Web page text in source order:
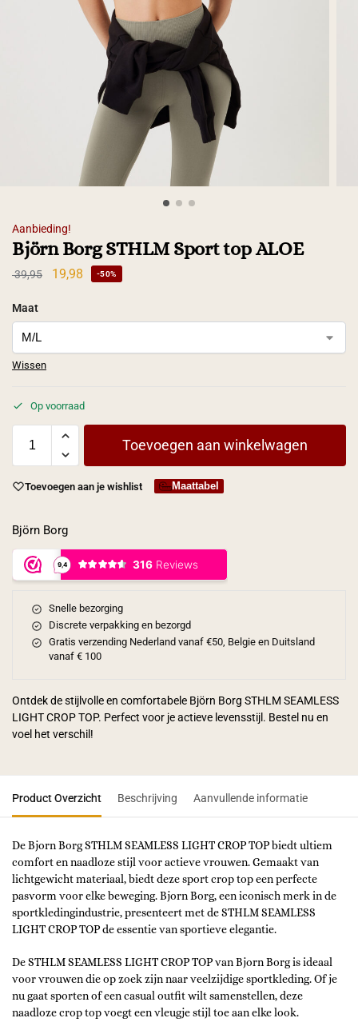
Aanbieding!
Björn Borg STHLM Sport top ALOE
39,95 19,98 -50%
Maat
Wissen
Op voorraad
Toevoegen aan winkelwagen
Toevoegen aan je wishlist Maattabel
Björn Borg
Snelle bezorging
Discrete verpakking en bezorgd
Gratis verzending Nederland vanaf €50, Belgie en Duitsland
vanaf € 100
Ontdek de stijlvolle en comfortabele Björn Borg STHLM SEAMLESS
LIGHT CROP TOP. Perfect voor je actieve levensstijl. Bestel nu en
voel het verschil!
Product Overzicht Beschrijving Aanvullende informatie
De Bjorn Borg STHLM SEAMLESS LIGHT CROP TOP biedt ultiem
comfort en naadloze stijl voor actieve vrouwen. Gemaakt van
lichtgewicht materiaal, biedt deze sport crop top een perfecte
pasvorm voor elke beweging. Bjorn Borg, een iconisch merk in de
sportkledingindustrie, presenteert met de STHLM SEAMLESS
LIGHT CROP TOP de essentie van sportieve elegantie.
De STHLM SEAMLESS LIGHT CROP TOP van Bjorn Borg is ideaal
voor vrouwen die op zoek zijn naar veelzijdige sportkleding. Of je
nu gaat sporten of een casual outfit wilt samenstellen, deze
naadloze crop top voegt een vleugje stijl toe aan elke look.